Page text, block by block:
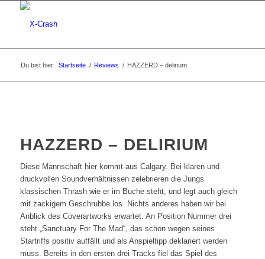
Du bist hier: Startseite / Reviews / HAZZERD – delirium
HAZZERD – DELIRIUM
Diese Mannschaft hier kommt aus Calgary. Bei klaren und
druckvollen Soundverhältnissen zelebrieren die Jungs
klassischen Thrash wie er im Buche steht, und legt auch gleich
mit zackigem Geschrubbe los. Nichts anderes haben wir bei
Anblick des Coverartworks erwartet. An Position Nummer drei
steht „Sanctuary For The Mad“, das schon wegen seines
Startriffs positiv auffällt und als Anspieltipp deklariert werden
muss. Bereits in den ersten drei Tracks fiel das Spiel des